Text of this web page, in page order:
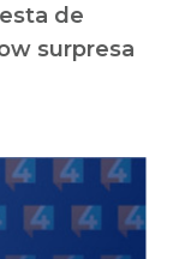
de
surpresa